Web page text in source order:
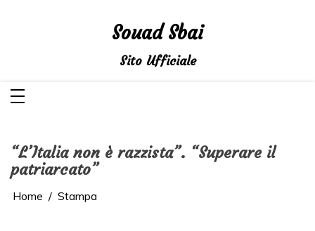
Souad Sbai
Sito Ufficiale
“L’Italia non è razzista”. “Superare il
patriarcato”
Home Stampa